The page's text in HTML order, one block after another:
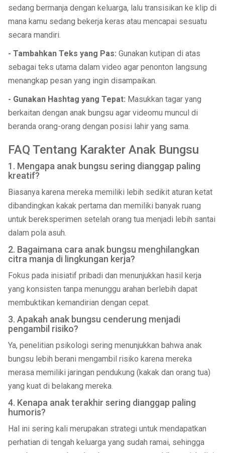
sedang bermanja dengan keluarga, lalu transisikan ke klip di
mana kamu sedang bekerja keras atau mencapai sesuatu
secara mandiri.
- Tambahkan Teks yang Pas: Gunakan kutipan di atas
sebagai teks utama dalam video agar penonton langsung
menangkap pesan yang ingin disampaikan.
- Gunakan Hashtag yang Tepat: Masukkan tagar yang
berkaitan dengan anak bungsu agar videomu muncul di
beranda orang-orang dengan posisi lahir yang sama.
FAQ Tentang Karakter Anak Bungsu
1. Mengapa anak bungsu sering dianggap paling
kreatif?
Biasanya karena mereka memiliki lebih sedikit aturan ketat
dibandingkan kakak pertama dan memiliki banyak ruang
untuk bereksperimen setelah orang tua menjadi lebih santai
dalam pola asuh.
2. Bagaimana cara anak bungsu menghilangkan
citra manja di lingkungan kerja?
Fokus pada inisiatif pribadi dan menunjukkan hasil kerja
yang konsisten tanpa menunggu arahan berlebih dapat
membuktikan kemandirian dengan cepat.
3. Apakah anak bungsu cenderung menjadi
pengambil risiko?
Ya, penelitian psikologi sering menunjukkan bahwa anak
bungsu lebih berani mengambil risiko karena mereka
merasa memiliki jaringan pendukung (kakak dan orang tua)
yang kuat di belakang mereka.
4. Kenapa anak terakhir sering dianggap paling
humoris?
Hal ini sering kali merupakan strategi untuk mendapatkan
perhatian di tengah keluarga yang sudah ramai, sehingga